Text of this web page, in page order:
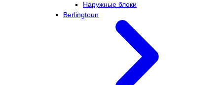
Наружные блоки
Berlingtoun